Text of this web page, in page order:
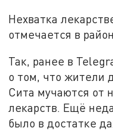
Нехватка
отмечается в
Так, ранее в
о том, что жители
Сита мучаются от
лекарств. Ещё
было в достатке